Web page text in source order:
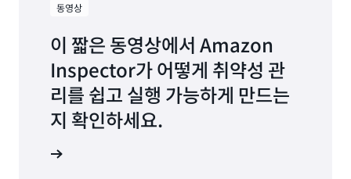
동영상
이 짧은 동영상에서 Amazon
Inspector가 어떻게 취약성 관
리를 쉽고 실행 가능하게 만드는
지 확인하세요.